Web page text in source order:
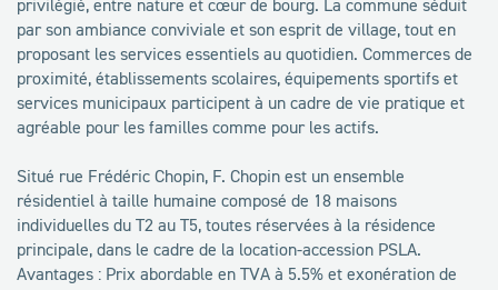
par son ambiance conviviale et son esprit de village, tout en
proposant les services essentiels au quotidien. Commerces de
proximité, établissements scolaires, équipements sportifs et
services municipaux participent à un cadre de vie pratique et
agréable pour les familles comme pour les actifs.
Situé rue Frédéric Chopin, F. Chopin est un ensemble
résidentiel à taille humaine composé de 18 maisons
individuelles du T2 au T5, toutes réservées à la résidence
principale, dans le cadre de la location-accession PSLA.
Avantages : Prix abordable en TVA à 5.5% et exonération de